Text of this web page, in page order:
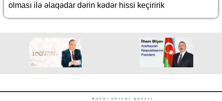
olması ilə əlaqədar dərin kədər hissi keçiririk